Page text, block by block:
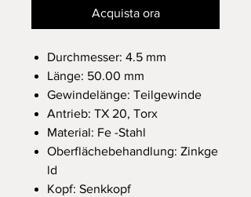
Acquista ora
Durchmesser: 4.5 mm
Länge: 50.00 mm
Gewindelänge: Teilgewinde
Antrieb: TX 20, Torx
Material: Fe -Stahl
Oberflächebehandlung: Zinkge
ld
Kopf: Senkkopf